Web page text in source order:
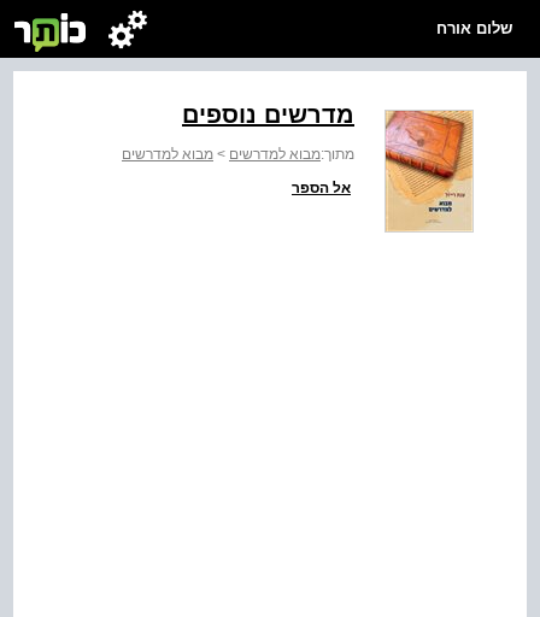
שלום אורח
מדרשים נוספים
מתוך:מבוא למדרשים > מבוא למדרשים
אל הספר